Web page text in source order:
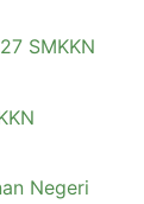
SMKKN
Negeri